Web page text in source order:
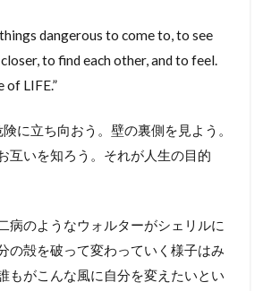
dangerous to come to, to see
to find each other, and to feel.
of LIFE.”
に立ち向おう。壁の裏側を見よう。
互いを知ろう。それが人生の目的
病のようなウォルターがシェリルに
の殻を破って変わっていく様子はみ
もがこんな風に自分を変えたいとい